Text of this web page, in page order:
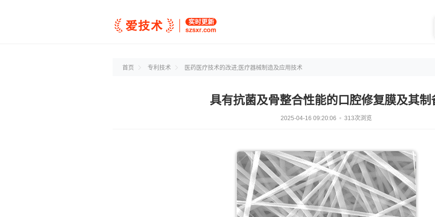
首页 专利技术 医药医疗技术的改进;医疗器械制造及应用技术
具有抗菌及骨整合性能的口腔修复膜及其制
2025-04-16 09:20:06 313次浏览